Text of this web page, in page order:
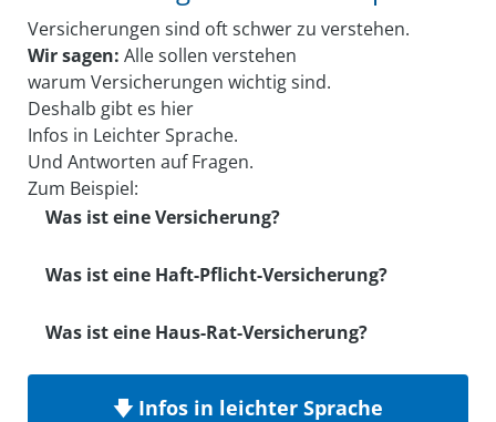
Versicherungen sind oft schwer zu verstehen.
Wir sagen: Alle sollen verstehen
warum Versicherungen wichtig sind.
Deshalb gibt es hier
Infos in Leichter Sprache.
Und Antworten auf Fragen.
Zum Beispiel:
Was ist eine Versicherung?
Was ist eine Haft-Pflicht-Versicherung?
Was ist eine Haus-Rat-Versicherung?
🡇 Infos in leichter Sprache